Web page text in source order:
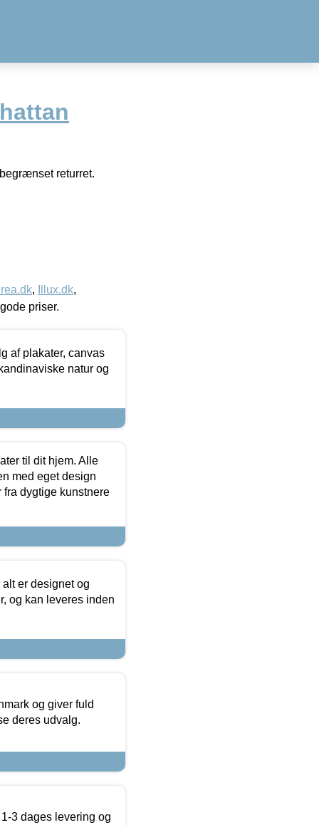
returret.
, Illux.dk,
priser.
af plakater, canvas
natur og
til dit hjem. Alle
med eget design
dygtige kunstnere
er designet og
og kan leveres inden
og giver fuld
deres udvalg.
3 dages levering og